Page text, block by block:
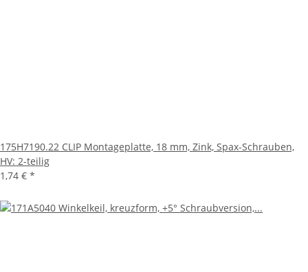
175H7190.22 CLIP Montageplatte, 18 mm, Zink, Spax-Schrauben,
HV: 2-teilig
1,74 € *